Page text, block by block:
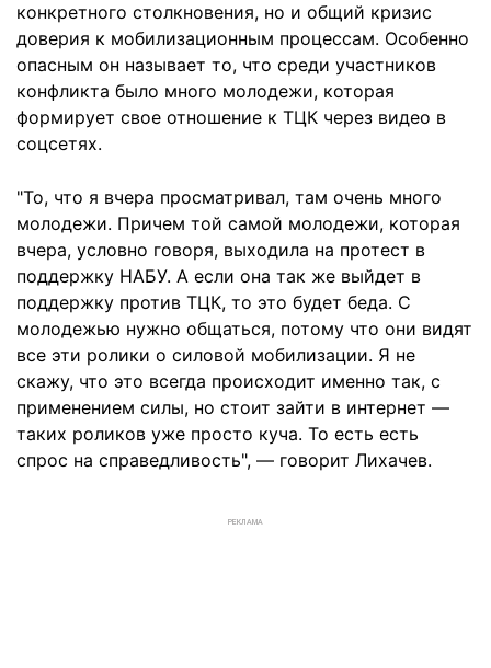
конкретного столкновения, но и общий кризис
доверия к мобилизационным процессам. Особенно
опасным он называет то, что среди участников
конфликта было много молодежи, которая
формирует свое отношение к ТЦК через видео в
соцсетях.
"То, что я вчера просматривал, там очень много
молодежи. Причем той самой молодежи, которая
вчера, условно говоря, выходила на протест в
поддержку НАБУ. А если она так же выйдет в
поддержку против ТЦК, то это будет беда. С
молодежью нужно общаться, потому что они видят
все эти ролики о силовой мобилизации. Я не
скажу, что это всегда происходит именно так, с
применением силы, но стоит зайти в интернет —
таких роликов уже просто куча. То есть есть
спрос на справедливость", — говорит Лихачев.
РЕКЛАМА